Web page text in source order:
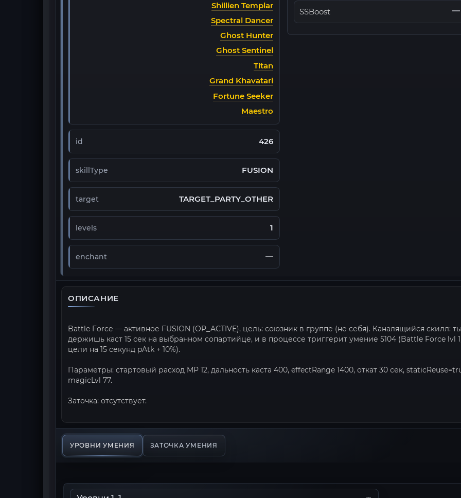
Shillien Templar
Spectral Dancer
Ghost Hunter
Ghost Sentinel
Titan
Grand Khavatari
Fortune Seeker
Maestro
id 426
skillType FUSION
target TARGET_PARTY_OTHER
levels 1
enchant —
SSBoost —
ОПИСАНИЕ
Battle Force — активное FUSION (OP_ACTIVE), цель: союзник в группе (не себя). Каналящийся скилл: ты
держишь каст 15 сек на выбранном сопартийце, и в процессе триггерит умение 5104 (Battle Force lvl
цели на 15 секунд pAtk + 10%).
Параметры: стартовый расход MP 12, дальность каста 400, effectRange 1400, откат 30 сек,
magicLvl 77.
Заточка: отсутствует.
УРОВНИ УМЕНИЯ ЗАТОЧКА УМЕНИЯ